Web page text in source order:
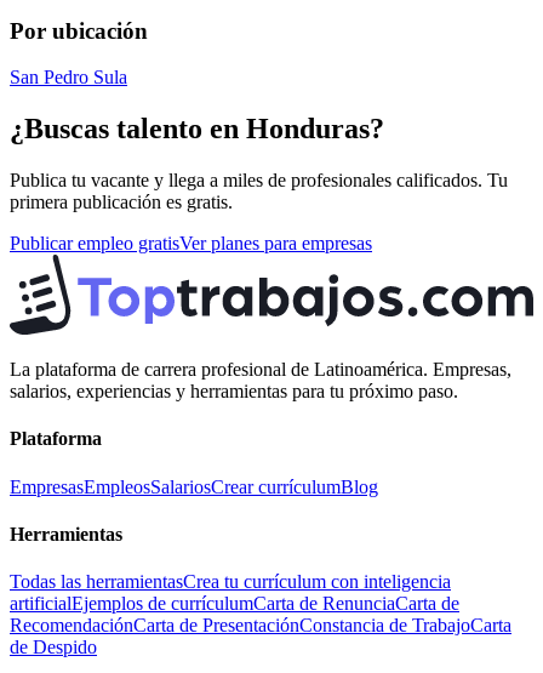
Por ubicación
San Pedro Sula
¿Buscas talento en Honduras?
Publica tu vacante y llega a miles de profesionales calificados. Tu
primera publicación es gratis.
Publicar empleo gratisVer planes para empresas
La plataforma de carrera profesional de Latinoamérica. Empresas,
salarios, experiencias y herramientas para tu próximo paso.
Plataforma
EmpresasEmpleosSalariosCrear currículumBlog
Herramientas
Todas las herramientasCrea tu currículum con inteligencia
artificialEjemplos de currículumCarta de RenunciaCarta de
RecomendaciónCarta de PresentaciónConstancia de TrabajoCarta
de Despido